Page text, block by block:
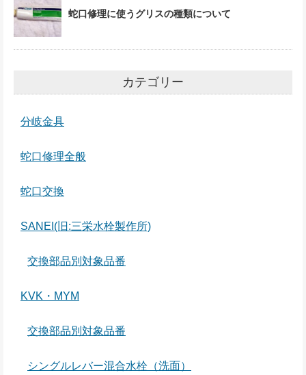
蛇口修理に使うグリスの種類について
カテゴリー
分岐金具
蛇口修理全般
蛇口交換
SANEI(旧:三栄水栓製作所)
交換部品別対象品番
KVK・MYM
交換部品別対象品番
シングルレバー混合水栓（洗面）